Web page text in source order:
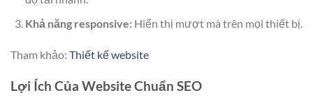
Khả năng responsive:Hiển thị mượt mà trên mọi thiết bị.
Tham khảo: Thiết kế website
Lợi Ích Của Website Chuẩn SEO